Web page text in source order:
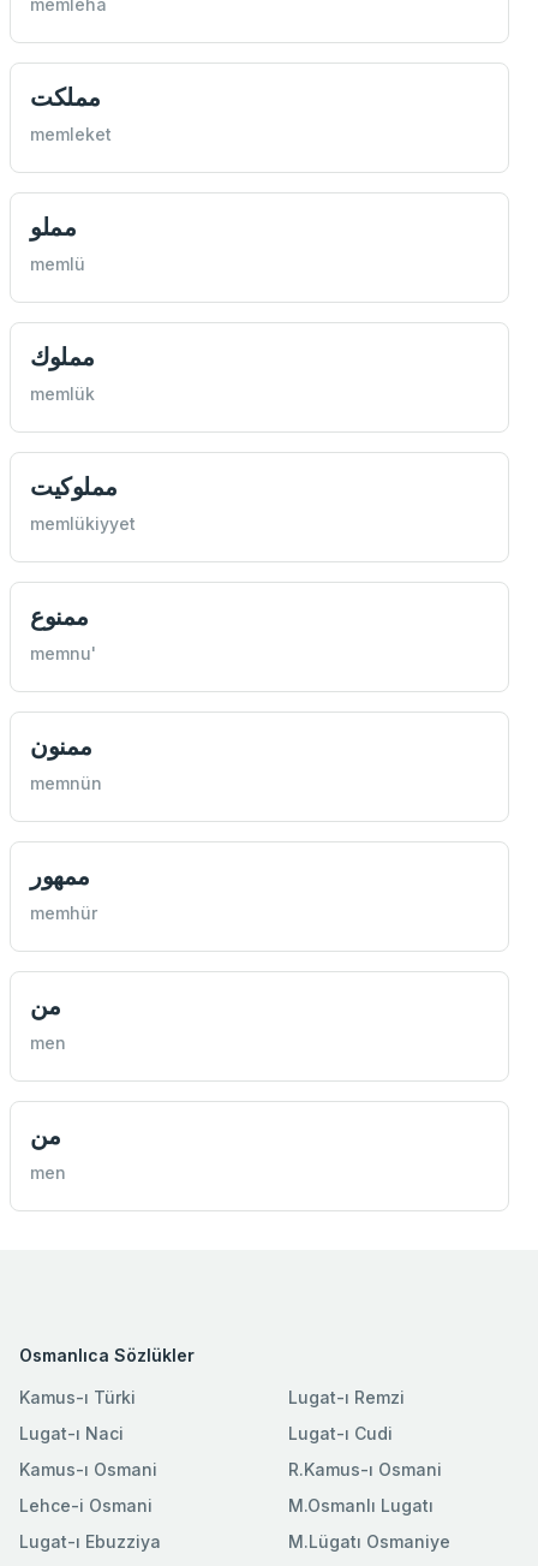
memleha
مملكت
memleket
مملو
memlü
مملوك
memlük
مملوكيت
memlükiyyet
ممنوع
memnu'
ممنون
memnün
ممهور
memhür
من
men
من
men
Osmanlıca Sözlükler
Kamus-ı Türki
Lugat-ı Naci
Kamus-ı Osmani
Lehce-i Osmani
Lugat-ı Ebuzziya
Lugat-ı Remzi
Lugat-ı Cudi
R.Kamus-ı Osmani
M.Osmanlı Lugatı
M.Lügatı Osmaniye